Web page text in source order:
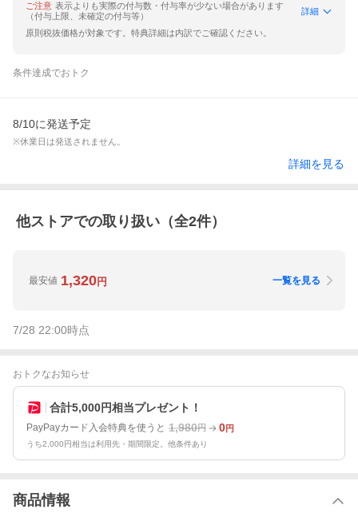
ご注意 表示よりも実際の付与数・付与率が少ない場合があります
（付与上限、未確定の付与等）
詳細
原則税抜価格が対象です。特典詳細は内訳でご確認ください。
条件達成でおトク
8/10に発送予定
※休業日は発送されません。
詳細を見る
他ストアでの取り扱い（全2件）
最安値 1,320円 一覧を見る
7/28 22:00時点
おトクなお知らせ
合計5,000円相当プレゼント！
PayPayカード入会特典を使うと 1,980円 0円
うち2,000円相当は利用先・期間限定。他条件あり
商品情報